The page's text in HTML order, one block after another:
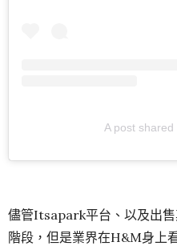
A post
儘管Itsapark平台、以及出
階段，但是業界在H&M身上